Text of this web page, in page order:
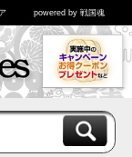
powered by 戦国魂